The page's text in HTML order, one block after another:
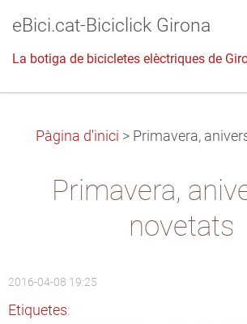
eBici.cat-Biciclick Girona
La botiga de bicicletes elèctriques de
Pàgina d'inici > Primavera,
Primavera,
novetats
2016-04-08 19:25
Etiquetes: